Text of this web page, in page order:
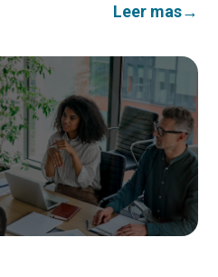
Leer mas→